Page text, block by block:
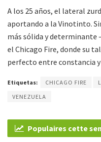
A los 25 años, el lateral
aportando a la Vinotinto.
más sólida y determinante
el Chicago Fire, donde su
perfecto entre constancia
Etiquetas: CHICAGO FIRE
VENEZUELA
Populaires cette